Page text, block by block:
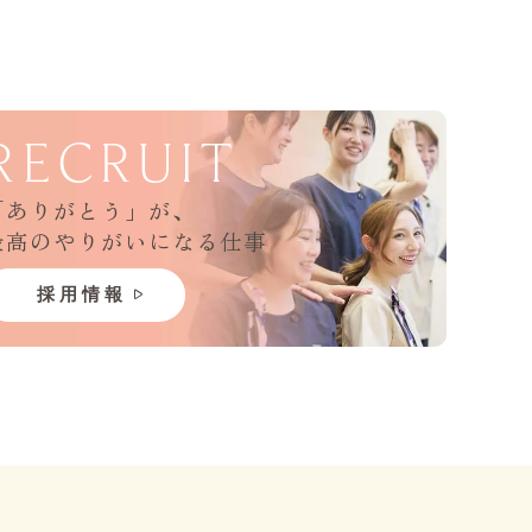
りがとう」が、
高のやりがいになる仕事
採用情報